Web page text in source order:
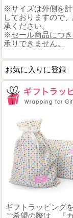
※サイズは外側を
しておりますので
承ください。
※セール商品につ
承りできません。
お気に入りに登録
ギフトラッピング
ご希望の際は、『